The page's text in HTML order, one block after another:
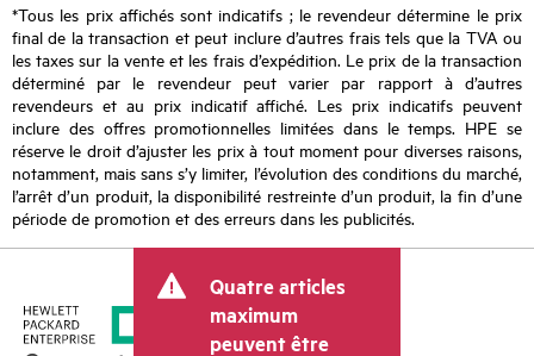
*Tous les prix affichés sont indicatifs ; le revendeur détermine le prix
final de la transaction et peut inclure d’autres frais tels que la TVA ou
les taxes sur la vente et les frais d’expédition. Le prix de la transaction
déterminé par le revendeur peut varier par rapport à d’autres
revendeurs et au prix indicatif affiché. Les prix indicatifs peuvent
inclure des offres promotionnelles limitées dans le temps. HPE se
réserve le droit d’ajuster les prix à tout moment pour diverses raisons,
notamment, mais sans s’y limiter, l’évolution des conditions du marché,
l’arrêt d’un produit, la disponibilité restreinte d’un produit, la fin d’une
période de promotion et des erreurs dans les publicités.
Quatre articles
maximum
peuvent être